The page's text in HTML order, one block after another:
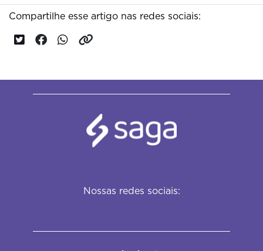
Compartilhe esse artigo nas redes sociais:
Nossas redes sociais: